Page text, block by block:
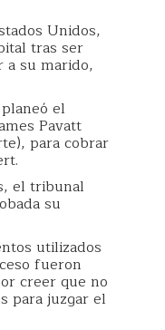
Unidos,
tras ser
a su marido,
el
Pavatt
para cobrar
el tribunal
su
utilizados
fueron
creer que no
para juzgar el